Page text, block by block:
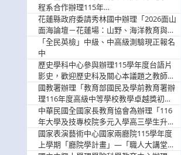
程系合作辦理115年
「115.08.10~08.12「AI賦能應用於智慧半
導體研習營」，歡迎學生踴躍報名參加
花蓮縣政府委請秀林國中辦理「2026面山
面海論壇－花蓮場：山野、海洋教育與戶
外安全實務課程」，歡迎踴躍報名參加
「全民英檢」中級、中高級測驗現正報名
中
歷史學科中心參與辦理115學年度台語片
影史，歡迎歷史科及關心本議題之教師踴
躍報名參加
國教署辦理「教育部國民及學前教育署辦
理116年度高級中等學校教學卓越獎初選
實施計畫」，鼓勵教師踴躍報名
中華民國全國家長教育協會為辦理「116
年大學及技專校院多元入學高三學生升學
輔導家長說明會」
國家表演藝術中心國家兩廳院115學年度
上學期「廳院學計畫」—「職人大講堂」